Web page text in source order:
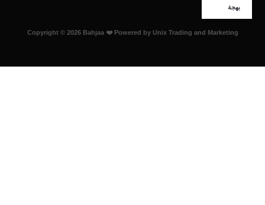
بهجة
Copyright © 2026 Bahjaa ❤️ Powered by Unix Trading and Marketing